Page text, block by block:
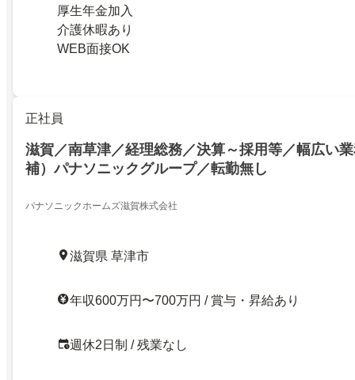
厚生年金加入
介護休暇あり
WEB面接OK
正社員
滋賀／南草津／経理総務／決算～採用等／幅広い
補）パナソニックグループ／転勤無し
パナソニックホームズ滋賀株式会社
滋賀県 草津市
年収600万円〜700万円 / 賞与・昇給あり
週休2日制 / 残業なし